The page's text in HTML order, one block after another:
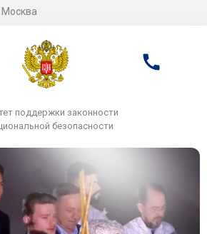
Москва
поддержки законности
безопасности